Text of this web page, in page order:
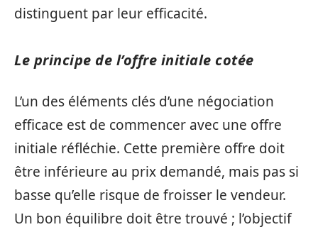
distinguent par leur efficacité.
Le principe de l’offre initiale cotée
L’un des éléments clés d’une négociation
efficace est de commencer avec une offre
initiale réfléchie. Cette première offre doit
être inférieure au prix demandé, mais pas si
basse qu’elle risque de froisser le vendeur.
Un bon équilibre doit être trouvé ; l’objectif